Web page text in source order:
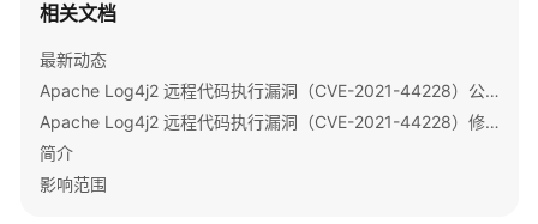
作
指
南
（LTS
版）
组
相关文档
最新动态
Apache Log4j2 远程代码执行漏洞（CVE-2021-44228）公告
Apache Log4j2 远程代码执行漏洞（CVE-2021-44228）修复指导
简介
影响范围